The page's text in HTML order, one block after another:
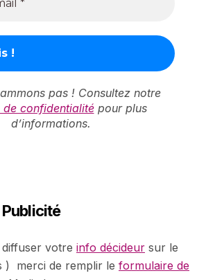
pas ! Consultez notre
confidentialitépour plus
d’informations.
votre info décideur sur le
) merci de remplir le formulaire de